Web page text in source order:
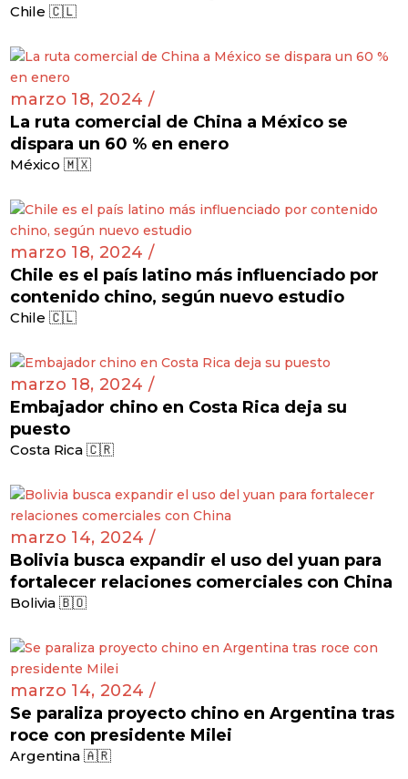
Chile impulsa exportaciones a China a través
Chile 🇨🇱
marzo 18, 2024 /
La ruta comercial de China a México se
México 🇲🇽
marzo 18, 2024 /
Chile es el país latino más influenciado por
Chile 🇨🇱
marzo 18, 2024 /
Embajador chino en Costa Rica deja su
Costa Rica 🇨🇷
marzo 14, 2024 /
Bolivia busca expandir el uso del yuan para
Bolivia 🇧🇴
marzo 14, 2024 /
Se paraliza proyecto chino en Argentina tras